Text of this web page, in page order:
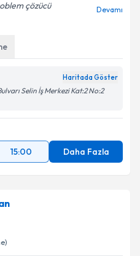
çözücü
Devamı
Haritada Göster
Selin İş Merkezi Kat:2 No:2
15:00 Daha Fazla